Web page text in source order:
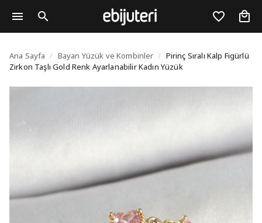
Pirinç Sıralı Kalp
Ana Sayfa / Bayan Yüzük ve Kombinler / Pirinç Sıralı Kalp Figürlü
Zirkon Taşlı Gold Renk Ayarlanabilir Kadın Yüzük